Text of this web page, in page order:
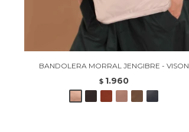
BANDOLERA MORRAL JENGIBRE - VISON
$ 1.960